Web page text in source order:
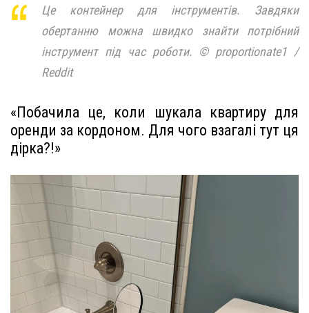
Це контейнер для інструментів. Завдяки
обертанню можна швидко знайти потрібний
інструмент під час роботи. © proportionate1 /
Reddit
«Побачила це, коли шукала квартиру для
оренди за кордоном. Для чого взагалі тут ця
дірка?!»